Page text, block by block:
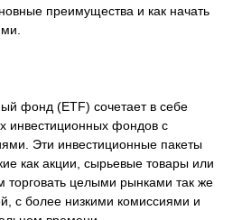
преимущества и как начать
фонд (ETF) сочетает в себе
инвестиционных фондов с
Эти инвестиционные пакеты
как акции, сырьевые товары или
торговать целыми рынками так же
с более низкими комиссиями и